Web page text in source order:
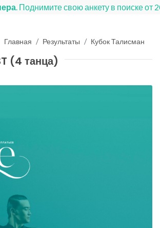
. Поднимите свою анкету в поиске от
Главная Результаты Кубок Талисман
(4 танца)